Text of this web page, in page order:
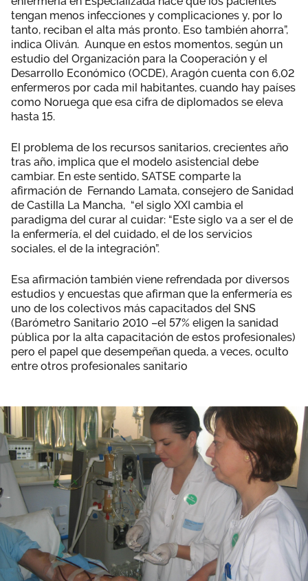
tengan menos infecciones y complicaciones y, por lo
tanto, reciban el alta más pronto. Eso también ahorra”,
indica Oliván. Aunque en estos momentos, según un
estudio del Organización para la Cooperación y el
Desarrollo Económico (OCDE), Aragón cuenta con 6,02
enfermeros por cada mil habitantes, cuando hay países
como Noruega que esa cifra de diplomados se eleva
hasta 15.
El problema de los recursos sanitarios, crecientes año
tras año, implica que el modelo asistencial debe
cambiar. En este sentido, SATSE comparte la
afirmación de Fernando Lamata, consejero de Sanidad
de Castilla La Mancha, “el siglo XXI cambia el
paradigma del curar al cuidar: “Este siglo va a ser el de
la enfermería, el del cuidado, el de los servicios
sociales, el de la integración”.
Esa afirmación también viene refrendada por diversos
estudios y encuestas que afirman que la enfermería es
uno de los colectivos más capacitados del SNS
(Barómetro Sanitario 2010 –el 57% eligen la sanidad
pública por la alta capacitación de estos profesionales)
pero el papel que desempeñan queda, a veces, oculto
entre otros profesionales sanitario